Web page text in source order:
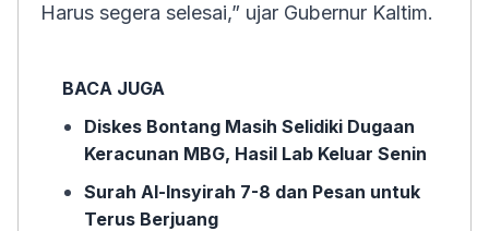
Harus segera selesai,” ujar Gubernur Kaltim.
BACA JUGA
Diskes Bontang Masih Selidiki Dugaan
Keracunan MBG, Hasil Lab Keluar Senin
Surah Al-Insyirah 7-8 dan Pesan untuk
Terus Berjuang